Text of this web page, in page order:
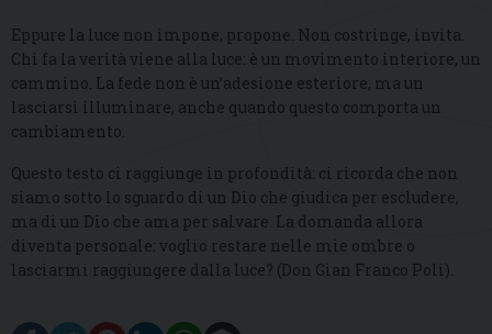
Eppure la luce non impone, propone. Non costringe, invita.
Chi fa la verità viene alla luce: è un movimento interiore, un
cammino. La fede non è un’adesione esteriore, ma un
lasciarsi illuminare, anche quando questo comporta un
cambiamento.
Questo testo ci raggiunge in profondità: ci ricorda che non
siamo sotto lo sguardo di un Dio che giudica per escludere,
ma di un Dio che ama per salvare. La domanda allora
diventa personale: voglio restare nelle mie ombre o
lasciarmi raggiungere dalla luce? (Don Gian Franco Poli).